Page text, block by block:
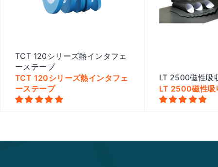
TCT 120シリーズ熱インタフェ
ーステープ
TCT 120シリーズ熱インタフェ
ーステープ
LT 2500磁性吸
LT 2500磁性吸